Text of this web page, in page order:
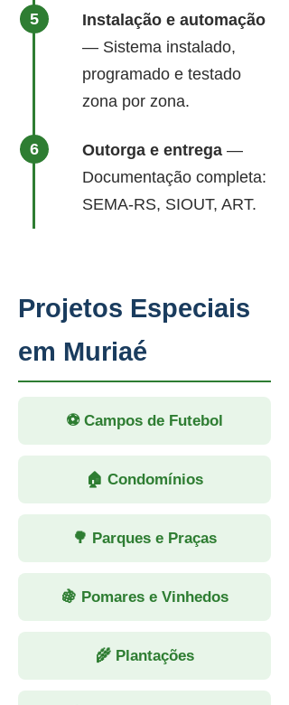
Instalação e automação
— Sistema instalado,
programado e testado
zona por zona.
Outorga e entrega —
Documentação completa:
SEMA-RS, SIOUT, ART.
Projetos Especiais
em Muriaé
⚽ Campos de Futebol
🏠 Condomínios
🌳 Parques e Praças
🍇 Pomares e Vinhedos
🌾 Plantações